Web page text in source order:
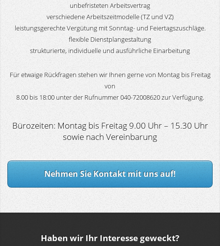
unbefristeten Arbeitsvertrag
verschiedene Arbeitszeitmodelle (TZ und VZ)
leistungsgerechte Vergütung mit Sonntag- und Feiertagszuschläge.
flexible Dienstplangestaltung
strukturierte, individuelle und ausführliche Einarbeitung
Für etwaige Rückfragen stehen wir Ihnen gerne von Montag bis Freitag
von
8.00 bis 18:00 unter der Rufnummer 040-72008620 zur Verfügung.
Bürozeiten: Montag bis Freitag 9.00 Uhr – 15.30 Uhr
sowie nach Vereinbarung
Nehmen Sie Kontakt mit uns auf!
Haben wir Ihr Interesse geweckt?